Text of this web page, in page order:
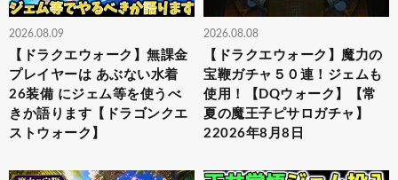
2026.08.09
【ドラクエウォーク】無課金
プレイヤーは あぶない水着
26装備 にジェム等を使うべ
きか語ります【ドラゴンクエ
ストウォーク】
2026.08.08
【ドラクエウォーク】魔力の
宝鞭ガチャ５０連！ジェムも
使用！【DQウォーク】【常
夏の魔王子ピサロガチャ】
22026年8月8日